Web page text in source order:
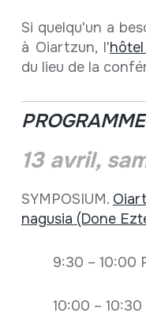
Si quelqu'un a
à Oiartzun, l'
du lieu de la
PROGRAMME
13 avril,
SYMPOSIUM.
nagusia (Done
9:30 – 10:00
10:00 –